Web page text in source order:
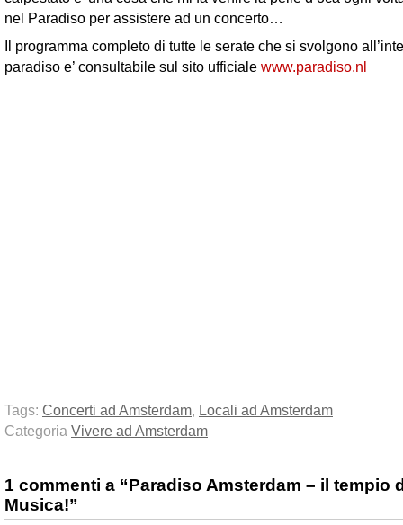
nel Paradiso per assistere ad un concerto…
Il programma completo di tutte le serate che si svolgono
paradiso e’ consultabile sul sito ufficiale www.paradiso.nl
Tags: Concerti ad Amsterdam Locali ad Amsterdam
Categoria Vivere ad Amsterdam
1 commenti a “Paradiso Amsterdam – il tempio
Musica!”